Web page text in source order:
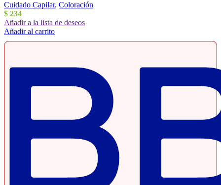
Cuidado Capilar, Coloración
$ 234
Añadir a la lista de deseos
Añadir al carrito